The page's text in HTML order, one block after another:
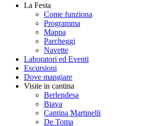
La Festa
Come funziona
Programma
Mappa
Parcheggi
Navette
Laboratori ed Eventi
Escursioni
Dove mangiare
Visite in cantina
Berlendesa
Biava
Cantina Martinelli
De Toma